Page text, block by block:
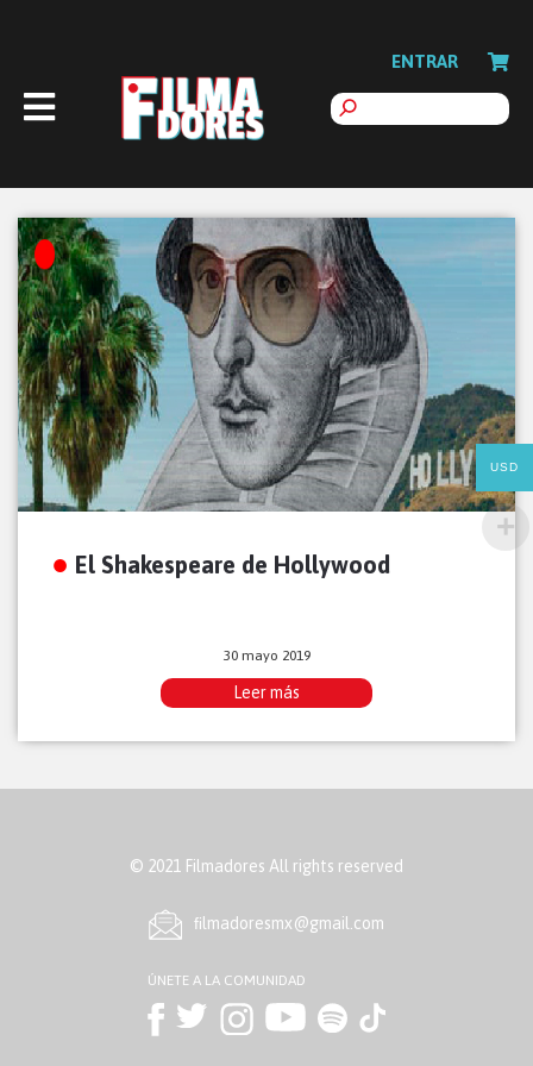
ENTRAR
El Shakespeare de Hollywood
30 mayo 2019
Leer más
© 2021 Filmadores All rights reserved
ﬁlmadoresmx@gmail.com
ÚNETE A LA COMUNIDAD
USD